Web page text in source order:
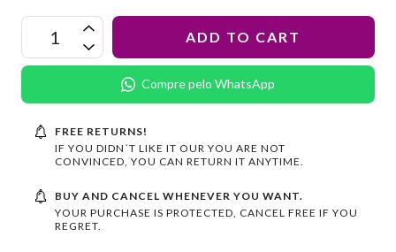
Compre pelo WhatsApp
FREE RETURNS!
IF YOU DIDN´T LIKE IT OUR YOU ARE NOT
CONVINCED, YOU CAN RETURN IT ANYTIME.
BUY AND CANCEL WHENEVER YOU WANT.
YOUR PURCHASE IS PROTECTED, CANCEL FREE IF YOU
REGRET.